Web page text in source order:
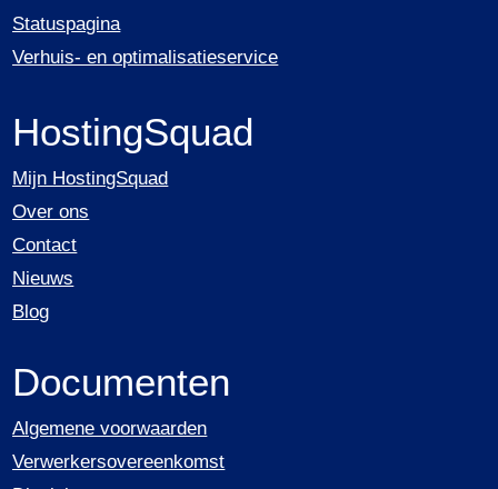
Statuspagina
Verhuis- en optimalisatieservice
HostingSquad
Mijn HostingSquad
Over ons
Contact
Nieuws
Blog
Documenten
Algemene voorwaarden
Verwerkersovereenkomst